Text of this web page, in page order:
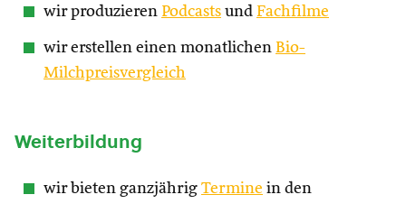
wir produzieren Podcasts und Fachfilme
wir erstellen einen monatlichen Bio-
Milchpreisvergleich
Weiterbildung
wir bieten ganzjährig Termine in den